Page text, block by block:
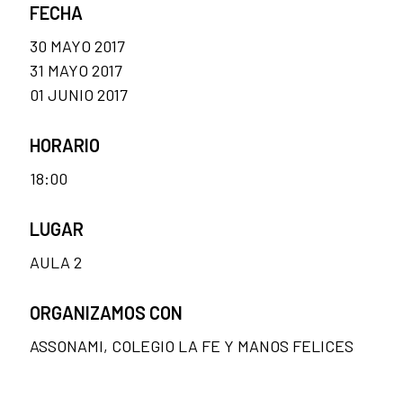
FECHA
30 MAYO 2017
31 MAYO 2017
01 JUNIO 2017
HORARIO
18:00
LUGAR
AULA 2
ORGANIZAMOS CON
ASSONAMI, COLEGIO LA FE Y MANOS FELICES